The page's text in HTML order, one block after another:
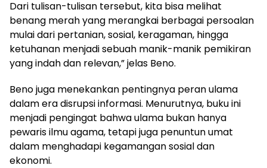
Dari tulisan-tulisan tersebut, kita bisa melihat
benang merah yang merangkai berbagai persoalan
mulai dari pertanian, sosial, keragaman, hingga
ketuhanan menjadi sebuah manik-manik pemikiran
yang indah dan relevan,” jelas Beno.
Beno juga menekankan pentingnya peran ulama
dalam era disrupsi informasi. Menurutnya, buku ini
menjadi pengingat bahwa ulama bukan hanya
pewaris ilmu agama, tetapi juga penuntun umat
dalam menghadapi kegamangan sosial dan
ekonomi.